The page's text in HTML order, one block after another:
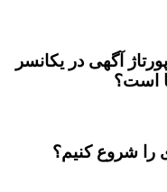
آگهی در یکانسر
است؟
را شروع کنیم؟